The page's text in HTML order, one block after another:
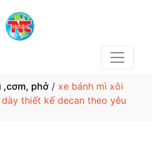
,cơm, phở / xe bánh mì xôi
thiết kế decan theo yêu